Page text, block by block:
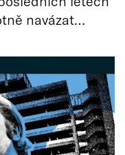
navázat…